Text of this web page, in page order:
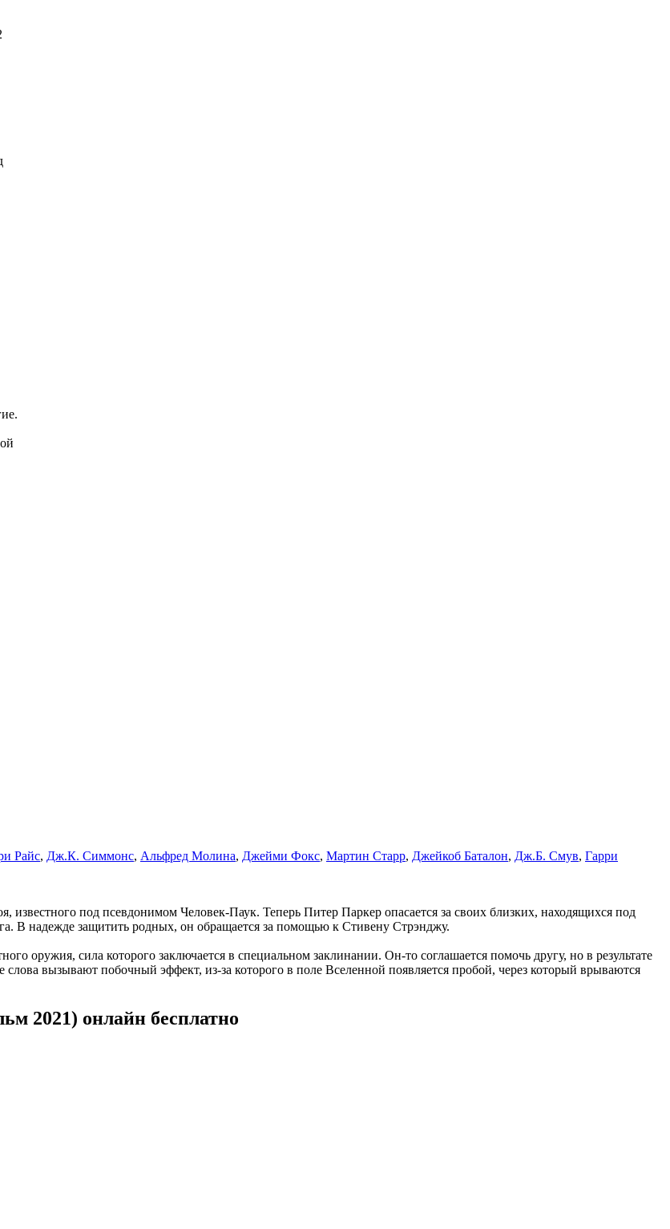
Райс, Дж.К. Симмонс, Альфред Молина, Джейми Фокс, Мартин Старр, Джейкоб Баталон, Дж.Б. Смув, Гарри
известного под псевдонимом Человек-Паук. Теперь Питер Паркер опасается за своих близких, находящихся под
В надежде защитить родных, он обращается за помощью к Стивену Стрэнджу.
оружия, сила которого заключается в специальном заклинании. Он-то соглашается помочь другу, но в результате
вызывают побочный эффект, из-за которого в поле Вселенной появляется пробой, через который врываются
2021) онлайн бесплатно